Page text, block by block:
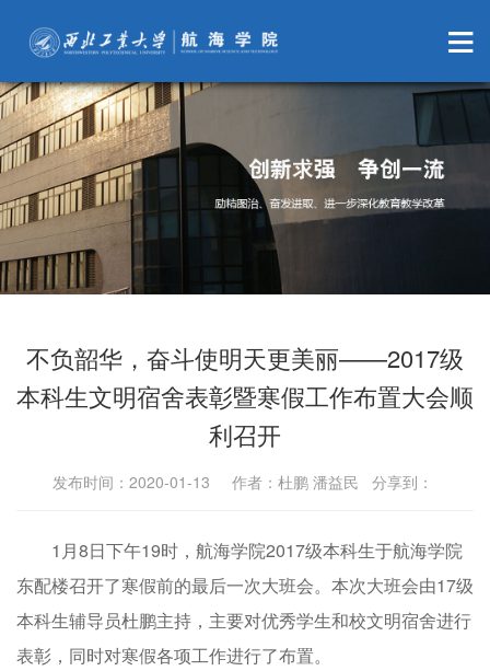
不负韶华，奋斗使明天更美丽——2017级
本科生文明宿舍表彰暨寒假工作布置大会顺
利召开
发布时间：2020-01-13 作者：杜鹏 潘益民 分享到：
1月8日下午19时，航海学院2017级本科生于航海学院
东配楼召开了寒假前的最后一次大班会。本次大班会由17级
本科生辅导员杜鹏主持，主要对优秀学生和校文明宿舍进行
表彰，同时对寒假各项工作进行了布置。